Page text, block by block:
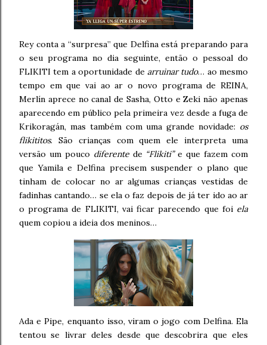
Rey conta a “surpresa” que Delfina está preparando para
o seu programa no dia seguinte, então o pessoal do
FLIKITI tem a oportunidade de arruinar tudo… ao mesmo
tempo em que vai ao ar o novo programa de REINA,
Merlín aprece no canal de Sasha, Otto e Zeki não apenas
aparecendo em público pela primeira vez desde a fuga de
Krikoragán, mas também com uma grande novidade: os
flikititos. São crianças com quem ele interpreta uma
versão um pouco diferentede “Flikiti”e que fazem com
que Yamila e Delfina precisem suspender o plano que
tinham de colocar no ar algumas crianças vestidas de
fadinhas cantando… se ela o faz depois de já ter ido ao ar
o programa de FLIKITI, vai ficar parecendo que foi ela
quem copiou a ideia dos meninos…
Ada e Pipe, enquanto isso, viram o jogo com Delfina. Ela
tentou se livrar deles desde que descobrira que eles